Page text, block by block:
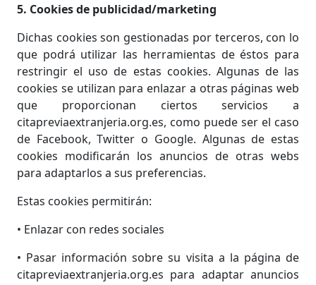
5. Cookies de publicidad/marketing
Dichas cookies son gestionadas por terceros, con lo
que podrá utilizar las herramientas de éstos para
restringir el uso de estas cookies. Algunas de las
cookies se utilizan para enlazar a otras páginas web
que proporcionan ciertos servicios a
citapreviaextranjeria.org.es, como puede ser el caso
de Facebook, Twitter o Google. Algunas de estas
cookies modificarán los anuncios de otras webs
para adaptarlos a sus preferencias.
Estas cookies permitirán:
• Enlazar con redes sociales
• Pasar información sobre su visita a la página de
citapreviaextranjeria.org.es para adaptar anuncios